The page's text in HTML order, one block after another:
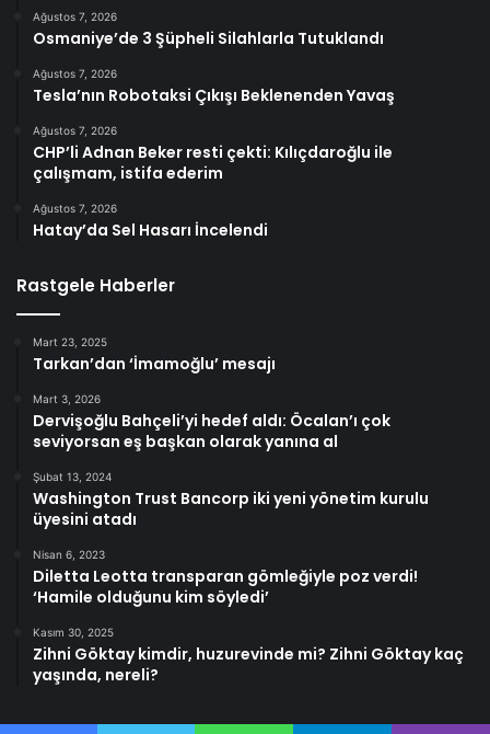
Ağustos 7, 2026
Osmaniye’de 3 Şüpheli Silahlarla Tutuklandı
Ağustos 7, 2026
Tesla’nın Robotaksi Çıkışı Beklenenden Yavaş
Ağustos 7, 2026
CHP’li Adnan Beker resti çekti: Kılıçdaroğlu ile
çalışmam, istifa ederim
Ağustos 7, 2026
Hatay’da Sel Hasarı İncelendi
Rastgele Haberler
Mart 23, 2025
Tarkan’dan ‘İmamoğlu’ mesajı
Mart 3, 2026
Dervişoğlu Bahçeli’yi hedef aldı: Öcalan’ı çok
seviyorsan eş başkan olarak yanına al
Şubat 13, 2024
Washington Trust Bancorp iki yeni yönetim kurulu
üyesini atadı
Nisan 6, 2023
Diletta Leotta transparan gömleğiyle poz verdi!
‘Hamile olduğunu kim söyledi’
Kasım 30, 2025
Zihni Göktay kimdir, huzurevinde mi? Zihni Göktay kaç
yaşında, nereli?